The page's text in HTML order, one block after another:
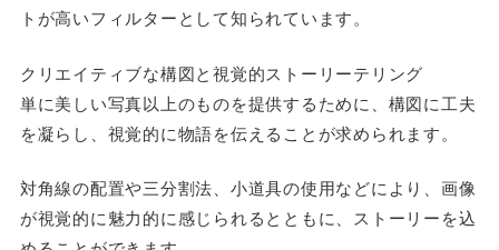
トが高いフィルターとして知られています。
クリエイティブな構図と視覚的ストーリーテリング
単に美しい写真以上のものを提供するために、構図に工夫
を凝らし、視覚的に物語を伝えることが求められます。
対角線の配置や三分割法、小道具の使用などにより、画像
が視覚的に魅力的に感じられるとともに、ストーリーを込